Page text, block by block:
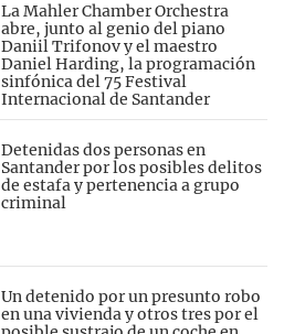
La Mahler Chamber Orchestra
abre, junto al genio del piano
Daniil Trifonov y el maestro
Daniel Harding, la programación
sinfónica del 75 Festival
Internacional de Santander
Detenidas dos personas en
Santander por los posibles delitos
de estafa y pertenencia a grupo
criminal
Un detenido por un presunto robo
en una vivienda y otros tres por el